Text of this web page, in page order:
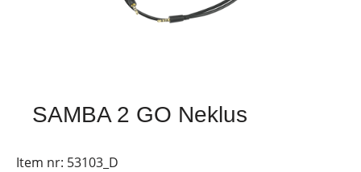
SAMBA 2 GO Neklus
Item nr: 53103_D